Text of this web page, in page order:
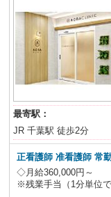
最寄駅：
JR 千葉駅 徒歩2分
正看護師 准看護師 常
◇月給360,000円～
※残業手当（1分単位で